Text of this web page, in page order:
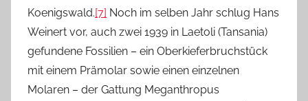
Koenigswald.[7] Noch im selben Jahr schlug Hans
Weinert vor, auch zwei 1939 in Laetoli (Tansania)
gefundene Fossilien – ein Oberkieferbruchstück
mit einem Prämolar sowie einen einzelnen
Molaren – der Gattung Meganthropus